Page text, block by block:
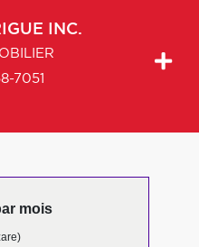
INC.
7051
mois